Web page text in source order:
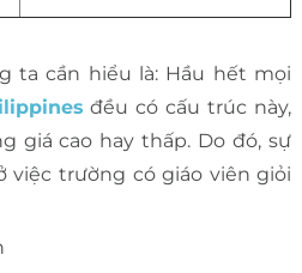
ta cần hiểu là: Hầu hết mọi
đều có cấu trúc này,
giá cao hay thấp. Do đó, sự
việc trường có giáo viên giỏi